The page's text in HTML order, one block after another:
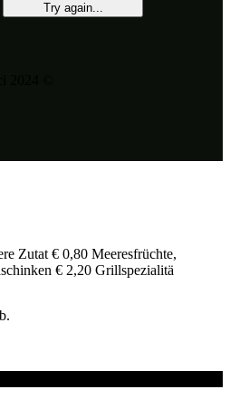
Try again...
Zutat € 0,80 Meeresfrüchte,
€ 2,20 Grillspezialitä